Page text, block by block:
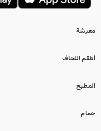
معيشة
أطقم اللحاف
المطبخ
حمام